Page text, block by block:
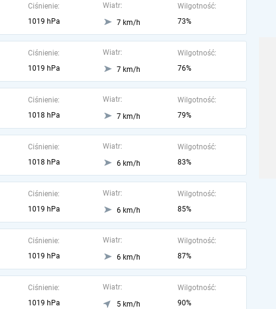
Ciśnienie:
1019 hPa
Wiatr:
7 km/h
Wilgotność:
73%
Ciśnienie:
1019 hPa
Wiatr:
7 km/h
Wilgotność:
76%
Ciśnienie:
1018 hPa
Wiatr:
7 km/h
Wilgotność:
79%
Ciśnienie:
1018 hPa
Wiatr:
6 km/h
Wilgotność:
83%
Ciśnienie:
1019 hPa
Wiatr:
6 km/h
Wilgotność:
85%
Ciśnienie:
1019 hPa
Wiatr:
6 km/h
Wilgotność:
87%
Ciśnienie:
1019 hPa
Wiatr:
5 km/h
Wilgotność:
90%